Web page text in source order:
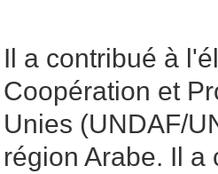
Il a contribué à
Coopération et
Unies (UNDAF/
région Arabe. Il